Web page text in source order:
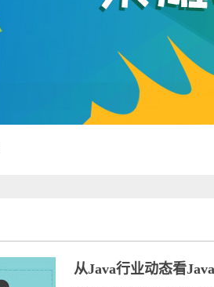
从Java行业动态看